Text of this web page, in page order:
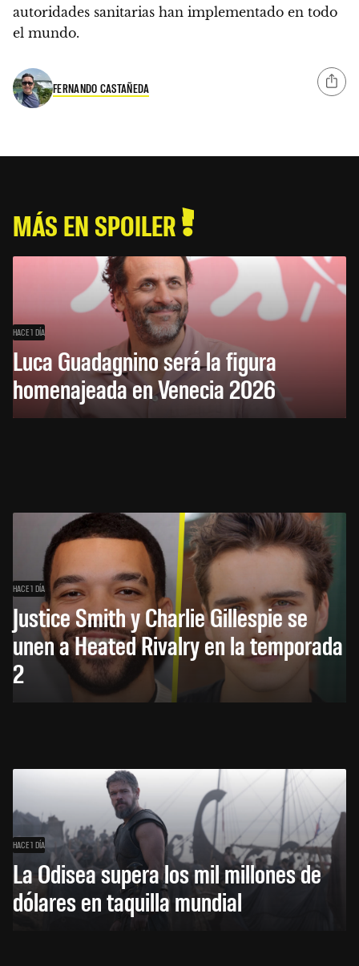
autoridades sanitarias han implementado en todo
el mundo.
FERNANDO CASTAÑEDA
MÁS EN SPOILER
HACE 1 DÍA
Luca Guadagnino será la figura
homenajeada en Venecia 2026
HACE 1 DÍA
Justice Smith y Charlie Gillespie se
unen a Heated Rivalry en la temporada
2
HACE 1 DÍA
La Odisea supera los mil millones de
dólares en taquilla mundial